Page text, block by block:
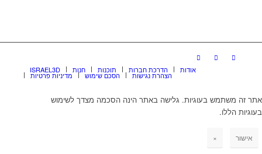
ISRAEL3D חנות תוכנות הדרכת חברות אודות
מדיניות פרטיות הסכם שימוש הצהרת נגישות
אתר זה משתמש בעוגיות. גלישה באתר הינה הסכמה מצדך לשימוש
בעוגיות הללו.
אישור ×